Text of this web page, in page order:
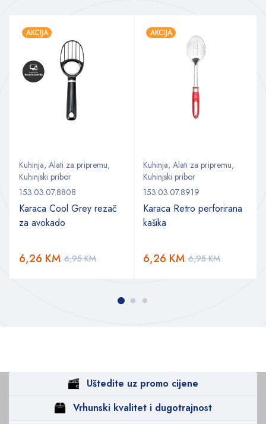
AKCIJA
Kuhinja, Alati za pripremu,
Kuhinjski pribor
153.03.07.8808
Karaca Cool Grey rezač
za avokado
6,95KM
6,26 KM
AKCIJA
Kuhinja, Alati za pripremu,
Kuhinjski pribor
153.03.07.8919
Karaca Retro perforirana
kašika
6,95KM
6,26 KM
Uštedite uz promo cijene
Vrhunski kvalitet i dugotrajnost